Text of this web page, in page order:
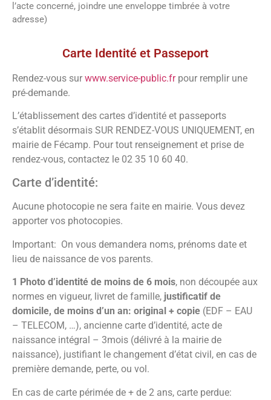
l’acte concerné, joindre une enveloppe timbrée à votre
adresse)
Carte Identité et Passeport
Rendez-vous sur www.service-public.frpour remplir une
pré-demande.
L’établissement des cartes d’identité et passeports
s’établit désormais SUR RENDEZ-VOUS UNIQUEMENT, en
mairie de Fécamp. Pour tout renseignement et prise de
rendez-vous, contactez le 02 35 10 60 40.
Carte d’identité:
Aucune photocopie ne sera faite en mairie. Vous devez
apporter vos photocopies.
Important: On vous demandera noms, prénoms date et
lieu de naissance de vos parents.
1 Photo d’identité de moins de 6 mois, non découpée aux
normes en vigueur, livret de famille, justificatif de
domicile, de moins d’un an: original + copie (EDF – EAU
– TELECOM, …), ancienne carte d’identité, acte de
naissance intégral – 3mois (délivré à la mairie de
naissance), justifiant le changement d’état civil, en cas de
première demande, perte, ou vol.
En cas de carte périmée de + de 2 ans, carte perdue: